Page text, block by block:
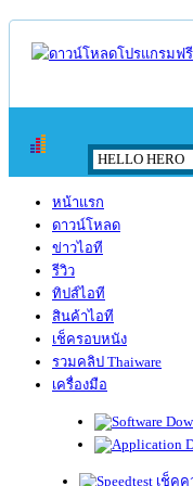
หน้าแรก
ดาวน์โหลด
ข่าวไอที
รีวิว
ทิปส์ไอที
สินค้าไอที
เช็ครอบหนัง
รวมคลิป Thaiware
เครื่องมือ
เช็คค